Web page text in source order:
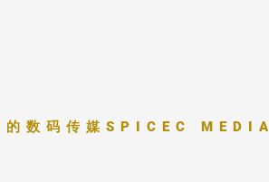
的数码传媒 SPICEC MEDIA